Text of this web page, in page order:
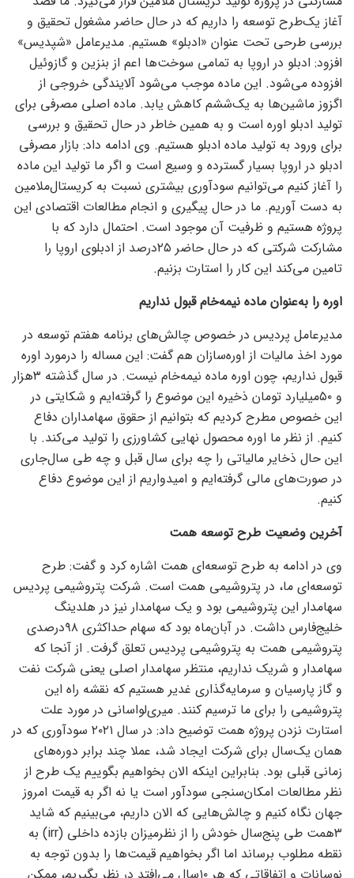
آغاز یک‌طرح توسعه را داریم که در حال حاضر مشغول تحقیق و
بررسی طرحی تحت عنوان «ادبلو» هستیم. مدیرعامل «شپدیس»
افزود: ادبلو در اروپا به تمامی سوخت‌‌‌ها اعم از بنزین و گازوئیل
افزوده می‌شود. این ماده موجب می‌شود آلایندگی خروجی از
اگزوز ماشین‌‌‌ها به یک‌ششم کاهش یابد. ماده اصلی مصرفی برای
تولید ادبلو اوره است و به همین خاطر در حال تحقیق و بررسی
برای ورود به تولید ماده ادبلو هستیم. وی ادامه داد: بازار مصرفی
ادبلو در اروپا بسیار گسترده و وسیع است و اگر ما تولید این ماده
را آغاز کنیم می‌‌‌توانیم سودآوری بیشتری نسبت به کریستال‌ملامین
به دست آوریم. ما در حال پیگیری و انجام مطالعات اقتصادی این
پروژه هستیم و ظرفیت آن موجود است. احتمال دارد که با
مشارکت شرکتی که در حال حاضر ۲۵درصد از ادبلوی اروپا را
تامین می‌کند این کار را استارت بزنیم.
اوره را به‌عنوان ماده نیمه‌خام قبول نداریم
مدیرعامل پردیس در خصوص چالش‌‌‌های برنامه هفتم توسعه در
مورد اخذ مالیات از اوره‌سازان هم گفت: این مساله را درمورد اوره
قبول نداریم، چون اوره ماده نیمه‌خام نیست. در سال گذشته ۳هزار
و ۵۰میلیارد تومان ذخیره این موضوع را گرفته‌ایم و شکایتی در
این خصوص مطرح کردیم که بتوانیم از حقوق سهامداران دفاع
کنیم. از نظر ما اوره محصول نهایی کشاورزی را تولید می‌کند. با
این حال ذخایر مالیاتی را چه برای سال قبل و چه طی سال‌جاری
در صورت‌های مالی گرفته‌ایم و امیدواریم از این موضوع دفاع
کنیم.
آخرین وضعیت طرح توسعه همت
وی در ادامه به طرح توسعه‌‌‌ای همت اشاره کرد و گفت: طرح
توسعه‌ای ما، در پتروشیمی همت است. شرکت پتروشیمی پردیس
سهامدار این پتروشیمی بود و یک سهامدار نیز در هلدینگ
خلیج‌فارس داشت. در آبان‌ماه بود که سهام حداکثری ۹۸درصدی
پتروشیمی همت به پتروشیمی پردیس تعلق گرفت. از آنجا که
سهامدار و شریک نداریم، منتظر سهامدار اصلی یعنی شرکت نفت
و گاز پارسیان و سرمایه‌گذاری غدیر هستیم که نقشه راه این
پتروشیمی را برای ما ترسیم کنند. میری‌لواسانی در مورد علت
استارت نزدن پروژه همت توضیح داد: در سال ۲۰۲۱ سودآوری که در
همان یک‌سال برای شرکت ایجاد شد، عملا چند برابر دوره‌‌‌های
زمانی قبلی بود. بنابراین اینکه الان بخواهیم بگوییم یک طرح از
نظر مطالعات امکان‌سنجی سودآور است یا نه اگر به قیمت امروز
جهان نگاه کنیم و چالش‌‌‌هایی که الان داریم، می‌‌‌بینیم که شاید
۳همت طی پنج‌سال خودش را از نظر‌میزان بازده داخلی (irr) به
نقطه مطلوب برساند اما اگر بخواهیم قیمت‌ها را بدون توجه به